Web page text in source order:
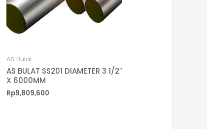
AS Bulat
AS BULAT SS201 DIAMETER 3 1/2″
X 6000MM
Rp9,809,600